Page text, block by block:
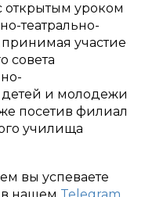
открытым уроком
театрально-
участие
совета
детей и молодежи
посетив филиал
училища
вы успеваете